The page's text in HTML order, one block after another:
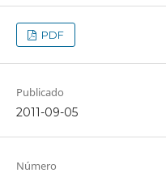
PDF
Publicado
2011-09-05
Número